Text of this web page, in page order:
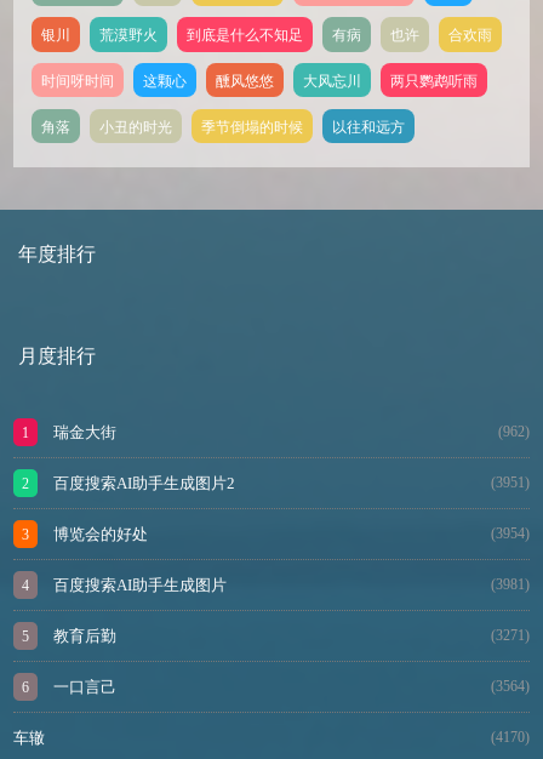
银川 荒漠野火 到底是什么不知足 有病 也许 合欢雨
时间呀时间 这颗心 醺风悠悠 大风忘川 两只鹦鹉听雨
角落 小丑的时光 季节倒塌的时候 以往和远方
年度排行
月度排行
瑞金大街 (962)
百度搜索AI助手生成图片2 (3951)
博览会的好处 (3954)
百度搜索AI助手生成图片 (3981)
教育后勤 (3271)
一口言己 (3564)
车辙 (4170)